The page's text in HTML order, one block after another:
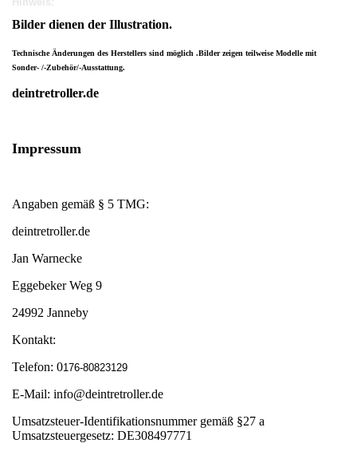
Bilder dienen der Illustration.
Technische Änderungen des Herstellers sind möglich .Bilder zeigen teilweise Modelle mit
Sonder- /-Zubehör/-Ausstattung.
deintretroller.de
Impressum
Angaben gemäß § 5 TMG:
deintretroller.de
Jan Warnecke
Eggebeker Weg 9
24992 Janneby
Kontakt:
Telefon: 0176-80823129
E-Mail: info@deintretroller.de
Umsatzsteuer-Identifikationsnummer gemäß §27 a
Umsatzsteuergesetz: DE308497771